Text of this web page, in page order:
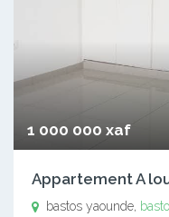
1 000 000 xaf
Appartement A
bastos yaounde,